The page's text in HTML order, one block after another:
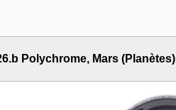
Polychrome, Mars (Planètes)